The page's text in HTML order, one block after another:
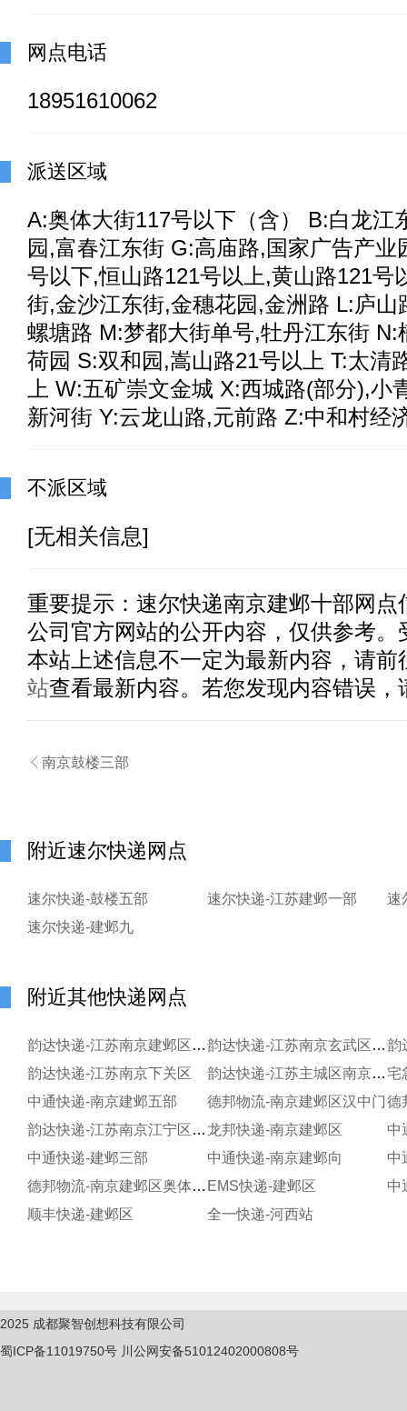
网点电话
18951610062
派送区域
A:奥体大街117号以下（含） B:白龙江
园,富春江东街 G:高庙路,国家广告产业
号以下,恒山路121号以上,黄山路121号
街,金沙江东街,金穗花园,金洲路 L:庐山
螺塘路 M:梦都大街单号,牡丹江东街 N:
荷园 S:双和园,嵩山路21号以上 T:太清
上 W:五矿崇文金城 X:西城路(部分),小
新河街 Y:云龙山路,元前路 Z:中和村经
不派区域
[无相关信息]
重要提示： 速尔快递南京建邺十部网点
公司官方网站的公开内容，仅供参考。
本站上述信息不一定为最新内容，请前
站查看最新内容。若您发现内容错误，
 南京鼓楼三部
附近速尔快递网点
速尔快递-鼓楼五部 速尔快递-江苏建邺一部
速
速尔快递-建邺九
附近其他快递网点
韵达快递-江苏南京建邺区奥体 韵达快递-江苏南京玄武区长江路石鼓路分部韵
韵达快递-江苏南京下关区
韵达快递-江苏主城区南京鼓楼下关三服务部宅
中通快递-南京建邺五部
德邦物流-南京建邺区汉中门
韵达快递-江苏南京江宁区西善桥零食小铺寄存 龙邦快递-南京建邺区
中
中通快递-建邺三部
中通快递-南京建邺向
中
德邦物流-南京建邺区奥体中心 EMS快递-建邺区
中
顺丰快递-建邺区
全一快递-河西站
2025 成都聚智创想科技有限公司
蜀ICP备11019750号 川公网安备51012402000808号